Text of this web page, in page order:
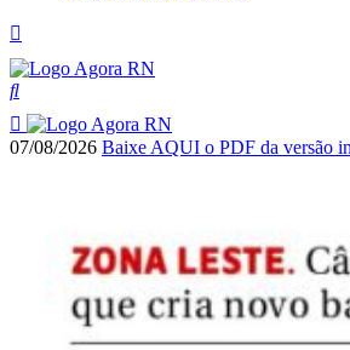
07/08/2026 Baixe AQUI o PDF da versão